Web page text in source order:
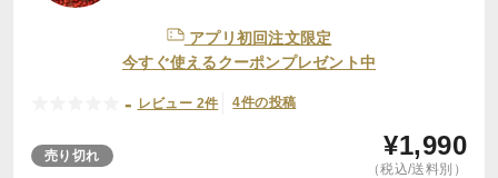
アプリ初回注文限定
今すぐ使えるクーポンプレゼント中
- レビュー 2件 4件の投稿
売り切れ ¥1,990
（税込/送料別）